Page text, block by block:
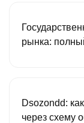
рынка:
Dsozondd:
через схему